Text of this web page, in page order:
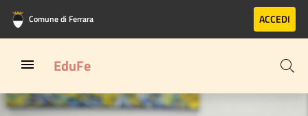
Vai al contenuto principale
Vai al footer
Comune di Ferrara ACCEDI
EduFe